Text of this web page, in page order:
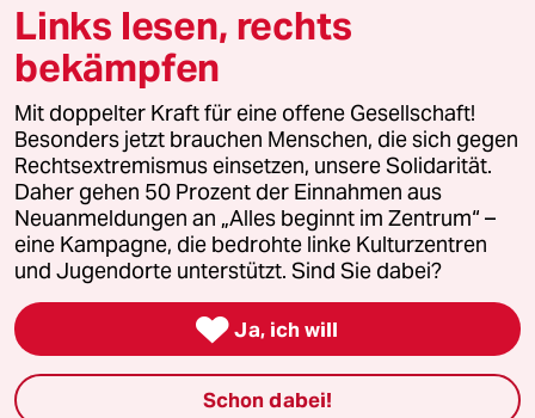
© 2026 taz Verlags und Vertriebs GmbH
Alle Rechte vorbehalten. Bei rechtlichen Fragen oder für Genehmigungen
wenden Sie sich bitte an
lizenzen@taz.de
Feedback Redaktionsstatut Kommune-Richtlinien
Leitlinie Informant Datenschutz Impressum AGB
Seitenwende Einwilligungen widerrufen (Ads)
Links lesen, rechts
bekämpfen
Mit doppelter Kraft für eine offene Gesellschaft!
Besonders jetzt brauchen Menschen, die sich gegen
Rechtsextremismus einsetzen, unsere Solidarität.
Daher gehen 50 Prozent der Einnahmen aus
Neuanmeldungen an „Alles beginnt im Zentrum“ –
eine Kampagne, die bedrohte linke Kulturzentren
und Jugendorte unterstützt. Sind Sie dabei?
 Ja, ich will
Schon dabei!